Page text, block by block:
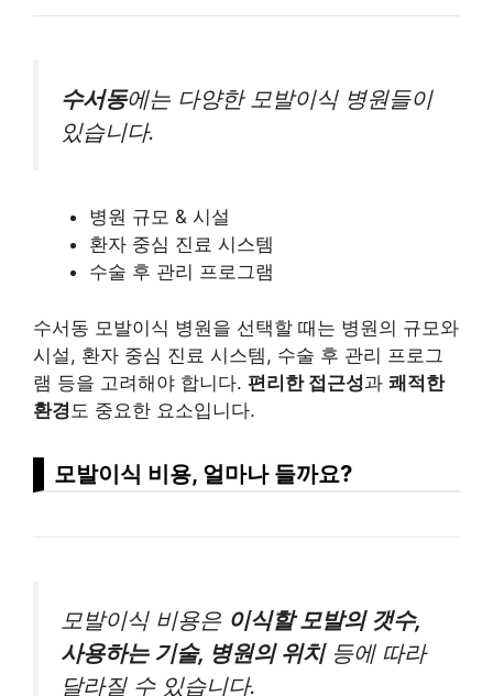
수서동에는 다양한 모발이식 병원들이
있습니다.
병원 규모 & 시설
환자 중심 진료 시스템
수술 후 관리 프로그램
수서동 모발이식 병원을 선택할 때는 병원의 규모와
시설, 환자 중심 진료 시스템, 수술 후 관리 프로그
램 등을 고려해야 합니다. 편리한 접근성과 쾌적한
환경 도 중요한 요소입니다.
모발이식 비용, 얼마나 들까요?
모발이식 비용은 이식할 모발의 갯수,
사용하는 기술, 병원의 위치등에 따라
달라질 수 있습니다.